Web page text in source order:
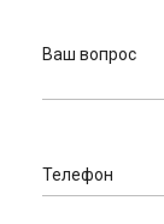
Ваш вопрос
Телефон